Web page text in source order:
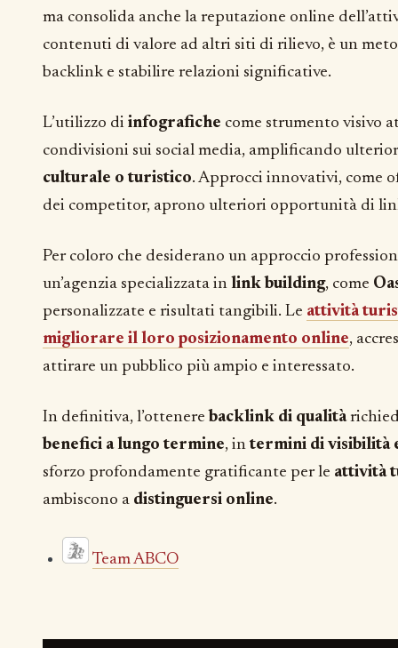
ma consolida anche la reputazione online
contenuti di valore ad altri siti di rilievo, è un
backlink e stabilire relazioni significative.
L’utilizzo di infografiche come strumento visivo
condivisioni sui social media, amplificando
culturale o turistico. Approcci innovativi, come
dei competitor, aprono ulteriori opportunità di
Per coloro che desiderano un approccio
un’agenzia specializzata in link building, come
personalizzate e risultati tangibili. Le attività
migliorare il loro posizionamento online,
attirare un pubblico più ampio e interessato.
In definitiva, l’ottenere backlink di qualità
benefici a lungo termine, intermini di visibilità
sforzo profondamente gratificante per le attività
ambiscono a distinguersi online.
Team ABCO